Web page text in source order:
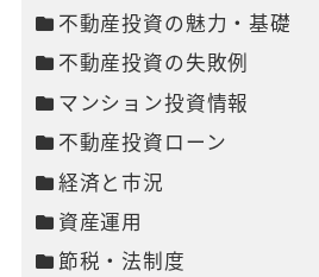
不動産投資の魅力・基礎
不動産投資の失敗例
マンション投資情報
不動産投資ローン
経済と市況
資産運用
節税・法制度